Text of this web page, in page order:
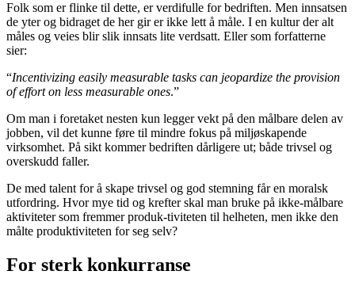
Folk som er flinke til dette, er verdifulle for bedriften. Men innsatsen
de yter og bidraget de her gir er ikke lett å måle. I en kultur der alt
måles og veies blir slik innsats lite verdsatt. Eller som forfatterne
sier:
“Incentivizing easily measurable tasks can jeopardize the provision
of effort on less measurable ones.”
Om man i foretaket nesten kun legger vekt på den målbare delen av
jobben, vil det kunne føre til mindre fokus på miljøskapende
virksomhet. På sikt kommer bedriften dårligere ut; både trivsel og
overskudd faller.
De med talent for å skape trivsel og god stemning får en moralsk
utfordring. Hvor mye tid og krefter skal man bruke på ikke-målbare
aktiviteter som fremmer produk-tiviteten til helheten, men ikke den
målte produktiviteten for seg selv?
For sterk konkurranse